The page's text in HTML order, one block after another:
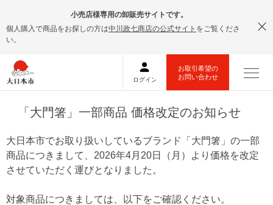
小売店様専用の卸販売サイトです。
個人購入で商品をお探しの方は中川政七商店の公式サイト をご覧くださ
い。
「大門箸」一部商品 価格改定のお知らせ
大日本市でお取り扱いしているブランド「大門箸」の一部
商品につきまして、2026年4月20日（月）より価格を改定
させていただく運びとなりました。
対象商品につきましては、以下をご確認ください。